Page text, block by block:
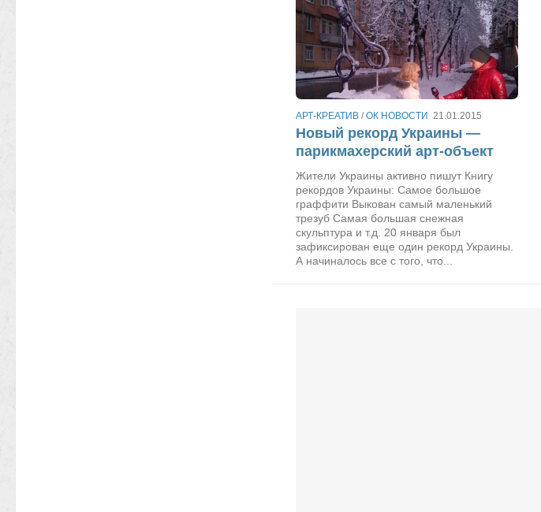
АРТ-КРЕАТИВ /ОК НОВОСТИ 21.01.2015
Новый рекорд Украины —
парикмахерский арт-объект
Жители Украины активно пишут Книгу
рекордов Украины: Самое большое
граффити Выкован самый маленький
трезуб Самая большая снежная
скульптура и т.д. 20 января был
зафиксирован еще один рекорд Украины.
А начиналось все с того, что...